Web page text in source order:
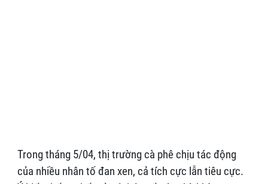
Trong tháng 5/04, thị trường cà phê chịu tác động
của nhiều nhân tố đan xen, cả tích cực lẫn tiêu cực.